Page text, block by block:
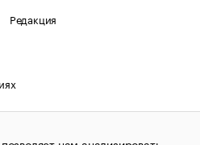
Редакция
О соблюдении авторских прав